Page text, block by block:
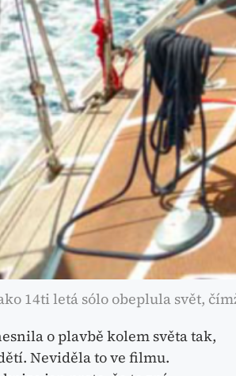
14ti letá sólo obeplula svět,
o plavbě kolem světa tak,
Neviděla to ve filmu.